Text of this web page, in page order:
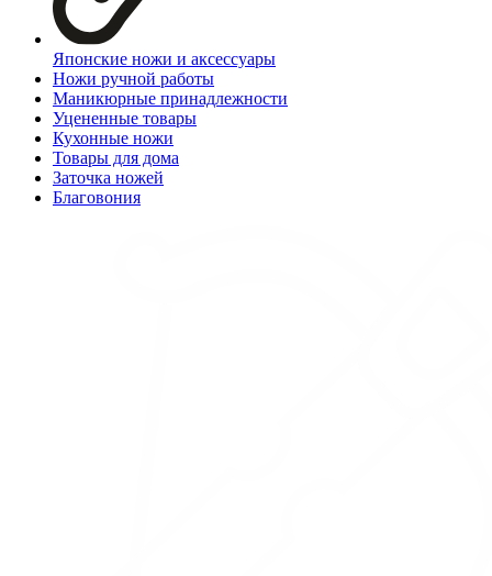
Японские ножи и аксессуары
Ножи ручной работы
Маникюрные принадлежности
Уцененные товары
Кухонные ножи
Товары для дома
Заточка ножей
Благовония